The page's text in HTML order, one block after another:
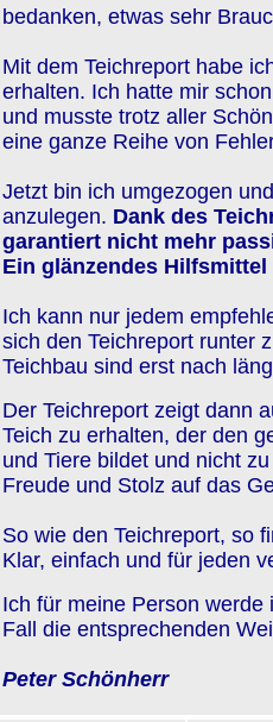
bedanken, etwas sehr
Mit dem Teichreport habe
erhalten. Ich hatte mir
und musste trotz aller
eine ganze Reihe von
Jetzt bin ich umgezogen
anzulegen. Dank des
garantiert nicht mehr
Ein glänzendes
Ich kann nur jedem
sich den Teichreport runter
Teichbau sind erst nach
Der Teichreport zeigt dann
Teich zu erhalten, der den
und Tiere bildet und nicht
Freude und Stolz auf das
So wie den Teichreport, so
Klar, einfach und für jeden
Ich für meine Person
Fall die entsprechenden
Peter Schönherr